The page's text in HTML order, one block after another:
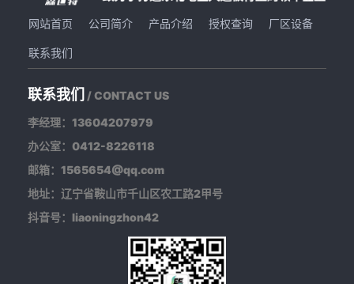
网站首页 公司简介 产品介绍 授权查询 厂区设备
联系我们
联系我们 / CONTACT US
李经理：13604207979
办公室：0412-8226118
邮箱：1565654@qq.com
地址：辽宁省鞍山市千山区农工路2甲号
抖音号：liaoningzhon42